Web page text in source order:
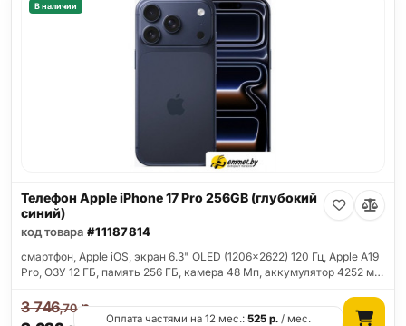
В наличии
Телефон Apple iPhone 17 Pro 256GB (глубокий
синий)
код товара #11187814
смартфон, Apple iOS, экран 6.3" OLED (1206x2622) 120 Гц, Apple A19
Pro, ОЗУ 12 ГБ, память 256 ГБ, камера 48 Мп, аккумулятор 4252 м…
3 746,70р.
Оплата частями на 12 мес.:525 р. / мес.